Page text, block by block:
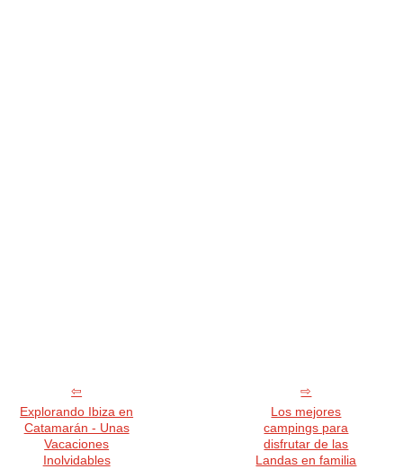
Explorando Ibiza en
Catamarán - Unas
Vacaciones
Inolvidables
Los mejores
campings para
disfrutar de las
Landas en familia